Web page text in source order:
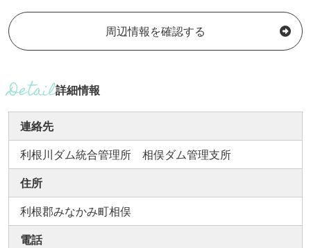
周辺情報を確認する
詳細情報
連絡先
利根川ダム統合管理所 相俣ダム管理支所
住所
利根郡みなかみ町相俣
電話